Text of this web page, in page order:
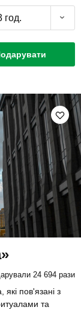
год.
24 694 рази
які пов'язані з
та